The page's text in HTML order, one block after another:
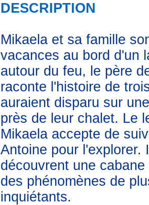
DESCRIPTION
Mikaela et sa famille
vacances au bord d'un
autour du feu, le père
raconte l'histoire de
auraient disparu sur
près de leur chalet. Le
Mikaela accepte de
Antoine pour l'explorer.
découvrent une
des phénomènes de
inquiétants.